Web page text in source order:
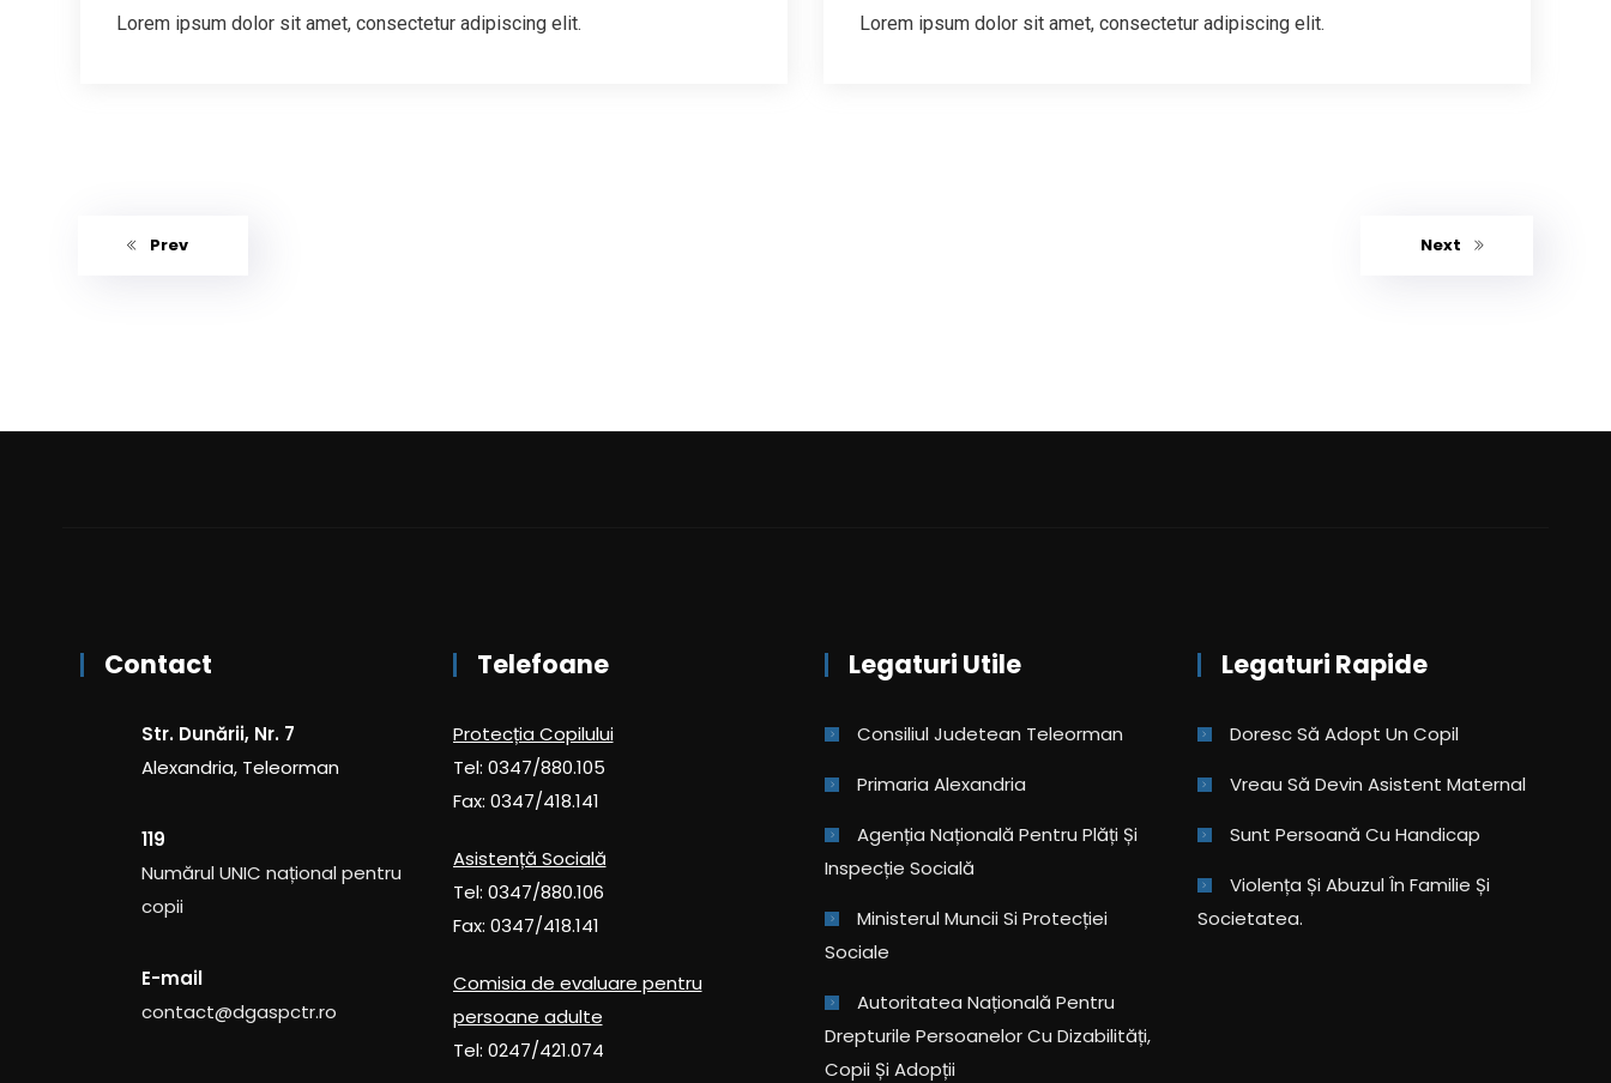
Lorem ipsum dolor sit amet, consectetur adipiscing elit. Lorem ipsum dolor sit amet, consectetur adipiscing elit.
Prev Next
Contact
Str. Dunării, Nr. 7
Alexandria, Teleorman
119
Numărul UNIC național pentru
copii
E-mail
contact@dgaspctr.ro
Telefoane
Protecția Copilului
Tel: 0347/880.105
Fax: 0347/418.141
Asistență Socială
Tel: 0347/880.106
Fax: 0347/418.141
Comisia de evaluare pentru
persoane adulte
Tel: 0247/421.074
Legaturi Utile
Consiliul Judetean Teleorman
Primaria Alexandria
Agenția Națională Pentru Plăți Și
Inspecție Socială
Ministerul Muncii Si Protecției
Sociale
Autoritatea Națională Pentru
Drepturile Persoanelor Cu Dizabilități,
Copii Și Adopții
Legaturi Rapide
Doresc Să Adopt Un Copil
Vreau Să Devin Asistent Maternal
Sunt Persoană Cu Handicap
Violența Și Abuzul În Familie Și
Societatea.